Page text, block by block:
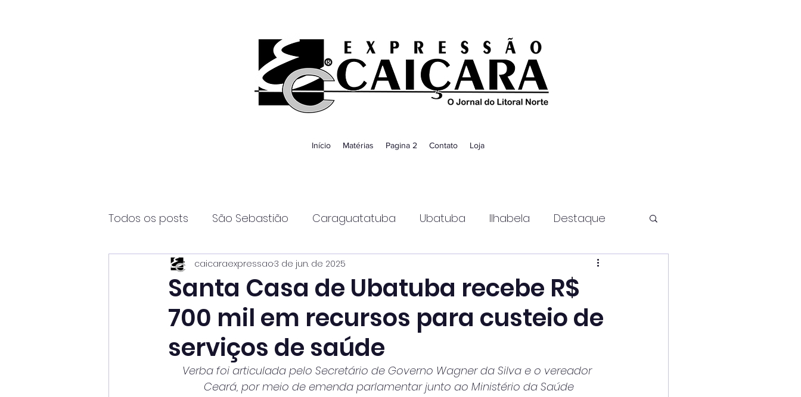
Início Matérias Pagina 2 Contato Loja
Todos os posts São Sebastião Caraguatatuba Ubatuba Ilhabela Destaque
Página2 Itanhaém Guaratinguetá
Santa Casa de Ubatuba recebe R$
700 mil em recursos para custeio de
serviços de saúde
caicaraexpressao3 de jun. de 2025
Verba foi articulada pelo Secretário de Governo Wagner da Silva e o vereador
Ceará, por meio de emenda parlamentar junto ao Ministério da Saúde